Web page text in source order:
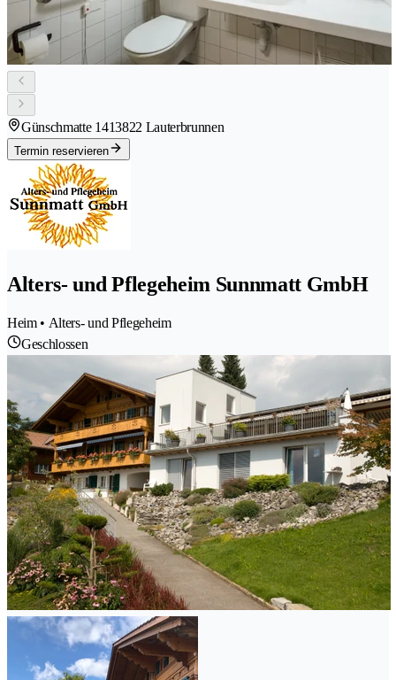
Günschmatte 1413822 Lauterbrunnen
Termin reservieren
Alters- und Pflegeheim Sunnmatt GmbH
Heim • Alters- und Pflegeheim
Geschlossen